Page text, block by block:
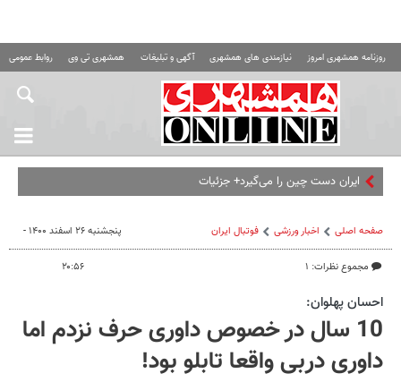
روزنامه همشهری امروز نیازمندی های همشهری آگهی و تبلیغات همشهری تی وی روابط عمومی
صفحه اصلی اخبار ورزشی فوتبال ايران
مجموع نظرات: ۱
پنجشنبه ۲۶ اسفند ۱۴۰۰ -
۲۰:۵۶
احسان پهلوان:
10 سال در خصوص داوری حرف نزدم اما
داوری دربی واقعا تابلو بود!